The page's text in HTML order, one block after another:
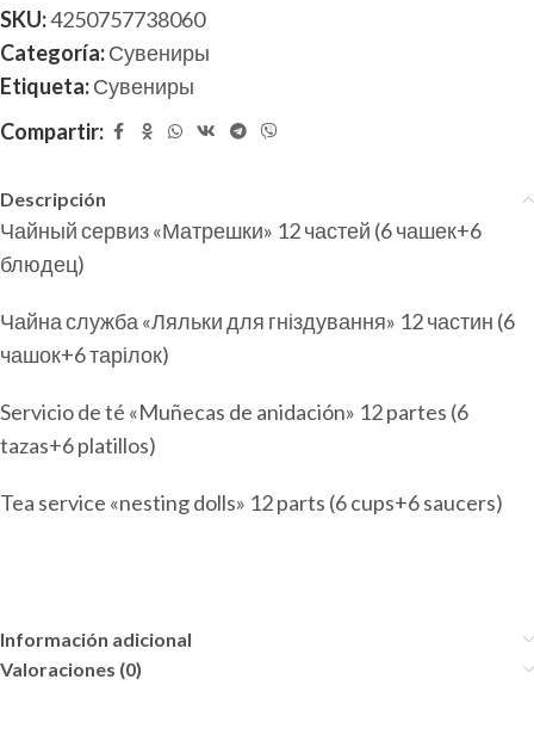
SKU:4250757738060
Categoría:Сувениры
Etiqueta:Сувениры
Compartir:
Descripción
Чайный сервиз «Матрешки» 12 частей (6 чашек+6
блюдец)
Чайна служба «Ляльки для гніздування» 12 частин (6
чашок+6 тарілок)
Servicio de té «Muñecas de anidación» 12 partes (6
tazas+6 platillos)
Tea service «nesting dolls» 12 parts (6 cups+6 saucers)
Información adicional
Valoraciones (0)